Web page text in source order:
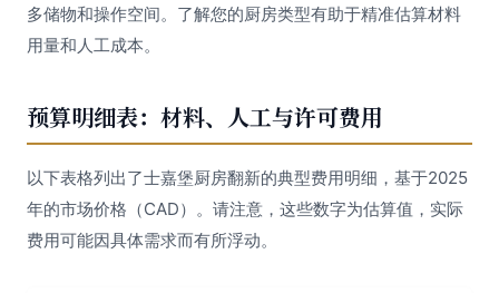
多储物和操作空间。了解您的厨房类型有助于精准估算材料
用量和人工成本。
预算明细表：材料、人工与许可费用
以下表格列出了士嘉堡厨房翻新的典型费用明细，基于2025
年的市场价格（CAD）。请注意，这些数字为估算值，实际
费用可能因具体需求而有所浮动。